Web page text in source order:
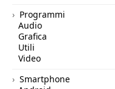
Programmi
Audio
Grafica
Utili
Video
Smartphone